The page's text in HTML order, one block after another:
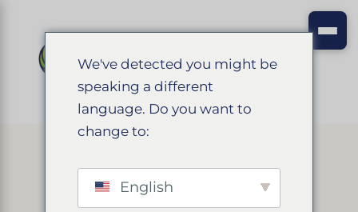
We've detected you might be
speaking a different
language. Do you want to
change to:
English